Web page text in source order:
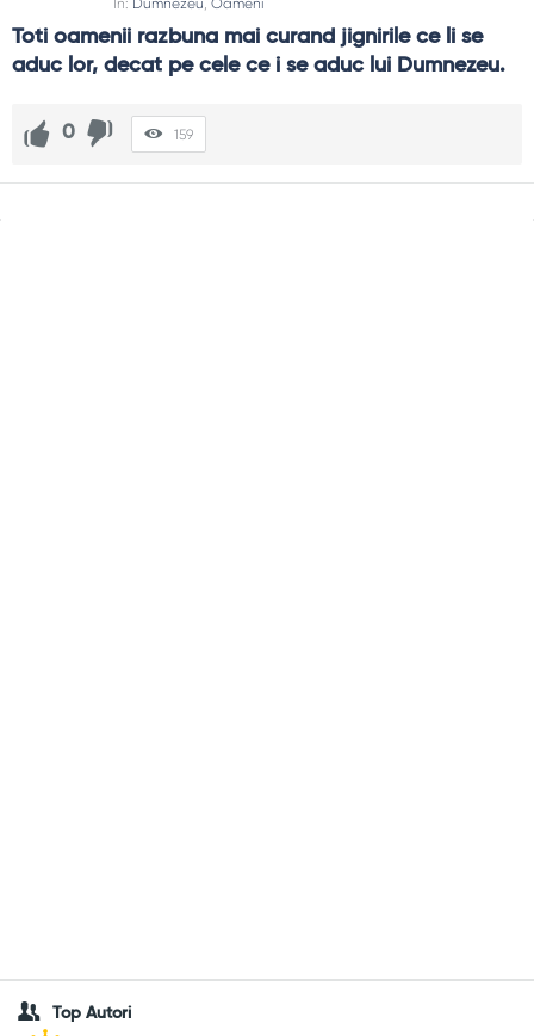
In: Dumnezeu, Oameni
Toti oamenii razbuna mai curand jignirile ce li se
aduc lor, decat pe cele ce i se aduc lui Dumnezeu.
0 159
Top Autori